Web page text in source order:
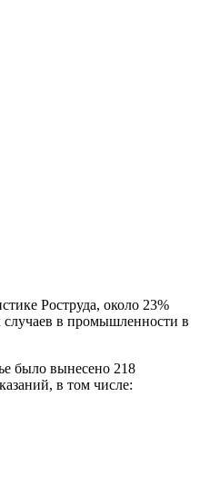
Роструда, около 23%
случаев в промышленности в
было вынесено 218
в том числе: